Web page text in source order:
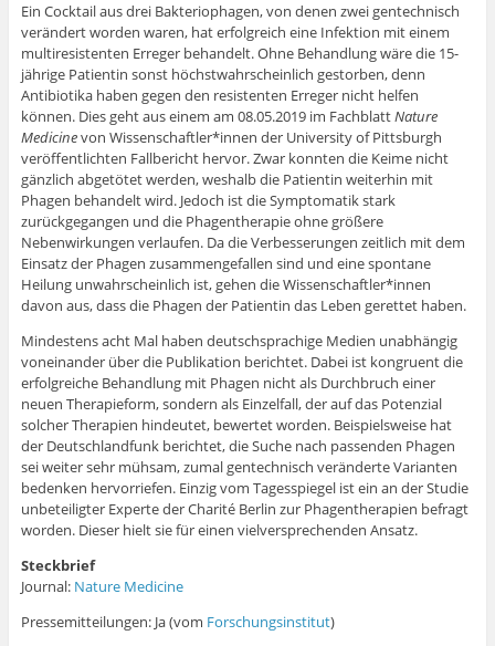
Ein Cocktail aus drei Bakteriophagen, von denen zwei gentechnisch
verändert worden waren, hat erfolgreich eine Infektion mit einem
multiresistenten Erreger behandelt. Ohne Behandlung wäre die 15-
jährige Patientin sonst höchstwahrscheinlich gestorben, denn
Antibiotika haben gegen den resistenten Erreger nicht helfen
können. Dies geht aus einem am 08.05.2019 im FachblattNature
Medicinevon Wissenschaftler*innen der University of Pittsburgh
veröffentlichten Fallbericht hervor. Zwar konnten die Keime nicht
gänzlich abgetötet werden, weshalb die Patientin weiterhin mit
Phagen behandelt wird. Jedoch ist die Symptomatik stark
zurückgegangen und die Phagentherapie ohne größere
Nebenwirkungen verlaufen. Da die Verbesserungen zeitlich mit dem
Einsatz der Phagen zusammengefallen sind und eine spontane
Heilung unwahrscheinlich ist, gehen die Wissenschaftler*innen
davon aus, dass die Phagen der Patientin das Leben gerettet haben.
Mindestens acht Mal haben deutschsprachige Medien unabhängig
voneinander über die Publikation berichtet. Dabei ist kongruent die
erfolgreiche Behandlung mit Phagen nicht als Durchbruch einer
neuen Therapieform, sondern als Einzelfall, der auf das Potenzial
solcher Therapien hindeutet, bewertet worden. Beispielsweise hat
der Deutschlandfunk berichtet, die Suche nach passenden Phagen
sei weiter sehr mühsam, zumal gentechnisch veränderte Varianten
bedenken hervorriefen. Einzig vom Tagesspiegel ist ein an der Studie
unbeteiligter Experte der Charité Berlin zur Phagentherapien befragt
worden. Dieser hielt sie für einen vielversprechenden Ansatz.
Steckbrief
Journal: Nature Medicine
Pressemitteilungen: Ja (vom Forschungsinstitut)